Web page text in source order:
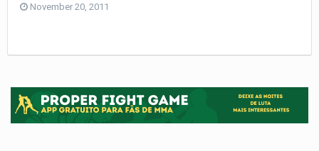
November 20, 2011